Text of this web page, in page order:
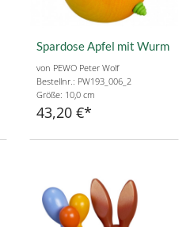
Spardose Apfel mit Wurm
von PEWO Peter Wolf
Bestellnr.: PW193_006_2
Größe: 10,0 cm
43,20 €